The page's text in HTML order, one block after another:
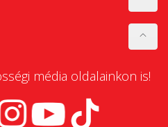
média oldalainkon is!